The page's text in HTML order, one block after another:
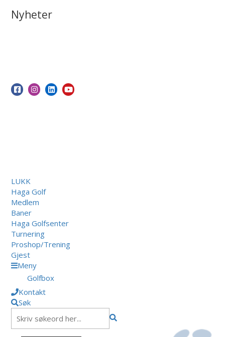
Nyheter
LUKK
Haga Golf
Medlem
Baner
Haga Golfsenter
Turnering
Proshop/Trening
Gjest
Meny
Golfbox
Kontakt
Søk